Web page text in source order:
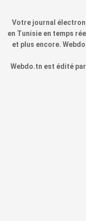
Votre journal
en Tunisie en temps
et plus encore.
Webdo.tn est édité par